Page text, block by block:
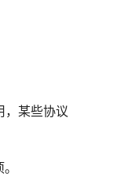
，某些协议